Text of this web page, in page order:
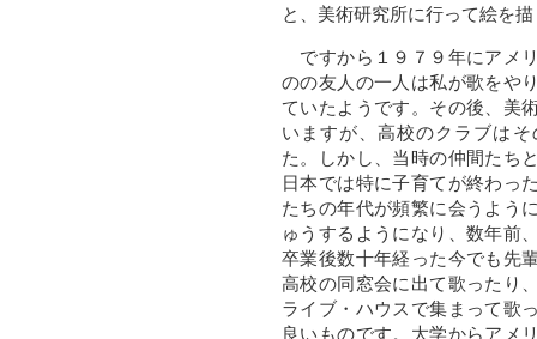
と、美術研究所に行って絵を
ですから１９７９年にアメ
のの友人の一人は私が歌をや
ていたようです。その後、美
いますが、高校のクラブは
た。しかし、当時の仲間たち
日本では特に子育てが終わっ
たちの年代が頻繁に会うよう
ゅうするようになり、数年前
卒業後数十年経った今でも先
高校の同窓会に出て歌ったり
ライブ・ハウスで集まって歌
良いものです。大学からアメ